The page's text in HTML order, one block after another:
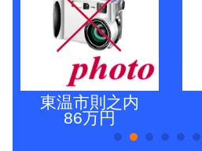
東温市則之内
86万円